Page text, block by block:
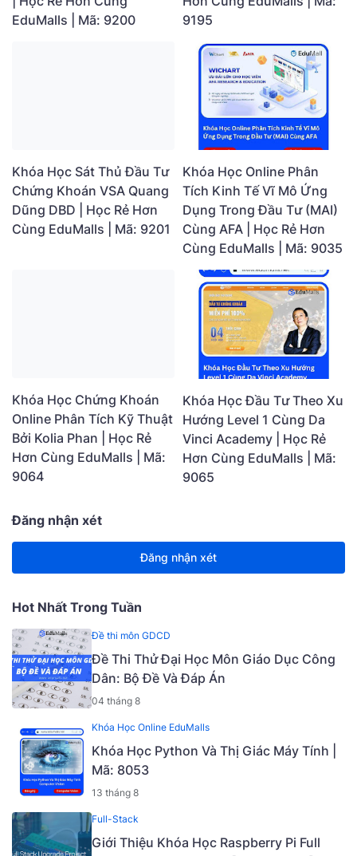
EduMalls | Mã: 9200
9195
Khóa Học Sát Thủ Đầu Tư
Chứng Khoán VSA Quang
Dũng DBD | Học Rẻ Hơn
Cùng EduMalls | Mã: 9201
Khóa Học Online Phân
Tích Kinh Tế Vĩ Mô Ứng
Dụng Trong Đầu Tư (MAI)
Cùng AFA | Học Rẻ Hơn
Cùng EduMalls | Mã: 9035
Khóa Học Chứng Khoán
Online Phân Tích Kỹ Thuật
Bởi Kolia Phan | Học Rẻ
Hơn Cùng EduMalls | Mã:
9064
Khóa Học Đầu Tư Theo Xu
Hướng Level 1 Cùng Da
Vinci Academy | Học Rẻ
Hơn Cùng EduMalls | Mã:
9065
Đăng nhận xét
Đăng nhận xét
Hot Nhất Trong Tuần
Đề thi môn GDCD
Đề Thi Thử Đại Học Môn Giáo Dục Công
Dân: Bộ Đề Và Đáp Án
04 tháng 8
Khóa Học Online EduMalls
Khóa Học Python Và Thị Giác Máy Tính |
Mã: 8053
13 tháng 8
Full-Stack
Giới Thiệu Khóa Học Raspberry Pi Full